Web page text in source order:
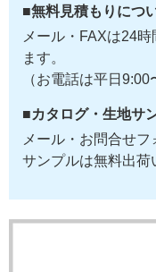
■無料見積もりにつ
メール・FAXは24
ます。
（お電話は平日9:00
■カタログ・生地サ
メール・お問合せフ
サンプルは無料出荷